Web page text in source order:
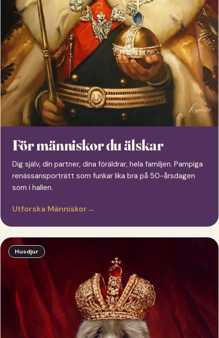
För människor du älskar
Dig själv, din partner, dina föräldrar, hela familjen. Pampiga
renässansporträtt som funkar lika bra på 50-årsdagen
som i hallen.
Utforska Människor→
Husdjur